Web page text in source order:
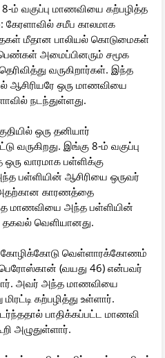
ம் வகுப்பு மாணவியை கற்பழித்த
கேரளாவில் சமீப காலமாக
மீதான பாலியல் கொடுமைகள்
பெண்கள் அமைப்பினரும் சமூக
வருகிறார்கள். இந்த
ஆசிரியரே ஒரு மாணவியை
நடந்துள்ளது.
ஒரு தனியார்
வருகிறது. இங்கு 8-ம் வகுப்பு
வாரமாக பள்ளிக்கு
பள்ளியின் ஆசிரியை ஒருவர்
அதற்கான காரணத்தை
மாணவியை அந்த பள்ளியின்
தகவல் வெளியானது.
கோழிக்கோடு வெள்ளாரக்கோணம்
(வயது 46) என்பவர்
அவர் அந்த மாணவியை
கற்பழித்து உள்ளார்.
பாதிக்கப்பட்ட மாணவி
அழுதுள்ளார்.